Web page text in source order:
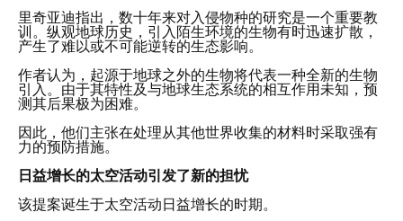
里奇亚迪指出，数十年来对入侵物种的研究是一个重要教
训。纵观地球历史，引入陌生环境的生物有时迅速扩散，
产生了难以或不可能逆转的生态影响。
作者认为，起源于地球之外的生物将代表一种全新的生物
引入。由于其特性及与地球生态系统的相互作用未知，预
测其后果极为困难。
因此，他们主张在处理从其他世界收集的材料时采取强有
力的预防措施。
日益增长的太空活动引发了新的担忧
该提案诞生于太空活动日益增长的时期。